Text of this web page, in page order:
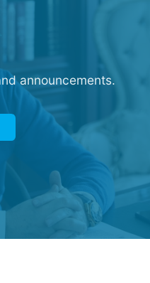
announcements.